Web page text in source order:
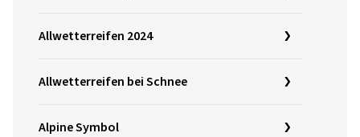
Allwetterreifen 2024
Allwetterreifen bei Schnee
Alpine Symbol